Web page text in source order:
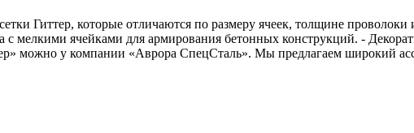
Гиттер, которые отличаются по размеру ячеек, толщине
мелкими ячейками для армирования бетонных конструкций. -
можно у компании «Аврора СпецСталь». Мы предлагаем широкий